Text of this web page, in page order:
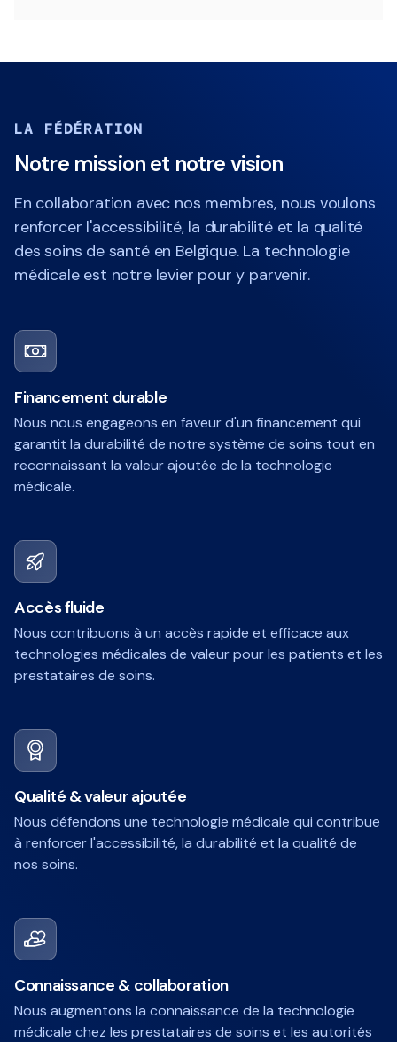
LA FÉDÉRATION
Notre mission et notre vision
En collaboration avec nos membres, nous voulons
renforcer l'accessibilité, la durabilité et la qualité
des soins de santé en Belgique. La technologie
médicale est notre levier pour y parvenir.
Financement durable
Nous nous engageons en faveur d'un financement qui
garantit la durabilité de notre système de soins tout en
reconnaissant la valeur ajoutée de la technologie
médicale.
Accès fluide
Nous contribuons à un accès rapide et efficace aux
technologies médicales de valeur pour les patients et les
prestataires de soins.
Qualité & valeur ajoutée
Nous défendons une technologie médicale qui contribue
à renforcer l'accessibilité, la durabilité et la qualité de
nos soins.
Connaissance & collaboration
Nous augmentons la connaissance de la technologie
médicale chez les prestataires de soins et les autorités